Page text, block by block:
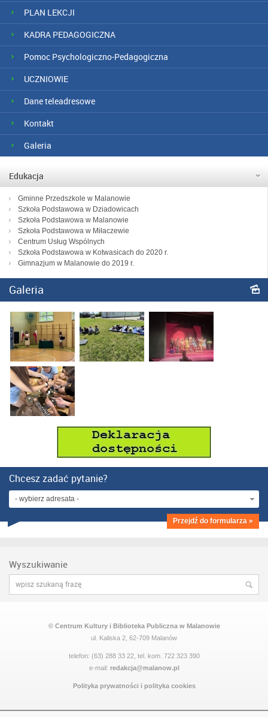
PLAN LEKCJI
KADRA PEDAGOGICZNA
Pomoc Psychologiczno-Pedagogiczna
UCZNIOWIE
Dane teleadresowe
Kontakt
Galeria
Edukacja
Gminne Przedszkole w Malanowie
Szkoła Podstawowa w Dziadowicach
Szkoła Podstawowa w Malanowie
Szkoła Podstawowa w Miłaczewie
Centrum Usług Wspólnych
Szkoła Podstawowa w Kotwasicach do 2020 r.
Gimnazjum w Malanowie do 2019 r.
Galeria
Chcesz zadać pytanie?
- wybierz adresata -
Przejdź do formularza »
Wyszukiwanie
© Centrum Kultury i Biblioteka Publiczna w Malanowie
ul. Kaliska 2, 62-709 Malanów
telefon: (63) 288 33 22, tel. kom. 722 323 390
e-mail: redakcja@malanow.pl
Polityka prywatności i polityka cookies